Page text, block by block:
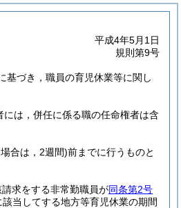
平成4年5月1日
規則第9号
基づき，職員の育児休業等に関し
には，併任に係る職の任命権者は含
合は，2週間)前までに行うものと
求をする非常勤職員が同条第2号
当してする地方等育児休業の期間